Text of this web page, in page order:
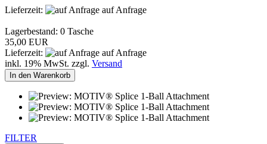
Lieferzeit:
auf Anfrage
Lagerbestand: 0 Tasche
35,00 EUR
Lieferzeit:
auf Anfrage
inkl. 19% MwSt. zzgl. Versand
In den Warenkorb
FILTER